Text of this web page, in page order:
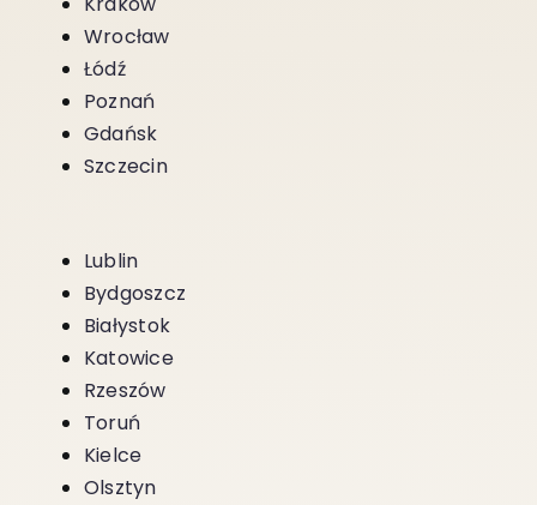
Wrocław
Łódź
Poznań
Gdańsk
Szczecin
Lublin
Bydgoszcz
Białystok
Katowice
Rzeszów
Toruń
Kielce
Olsztyn